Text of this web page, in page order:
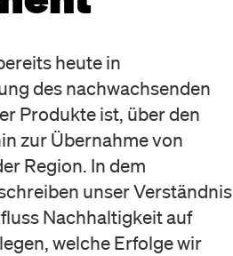
heute in
des nachwachsenden
Produkte ist, über den
zur Übernahme von
Region. In dem
unser Verständnis
Nachhaltigkeit auf
welche Erfolge wir